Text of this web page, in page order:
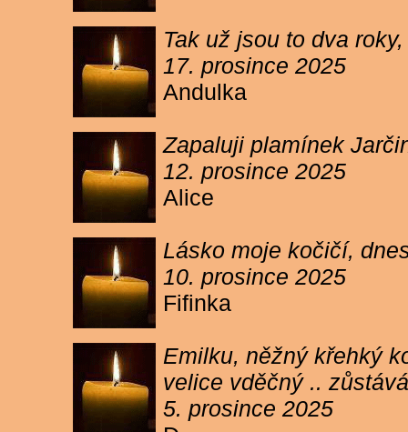
Tak už jsou to dva
17. prosince 2025
Andulka
Zapaluji plamínek
12. prosince 2025
Alice
Lásko moje kočičí,
10. prosince 2025
Fifinka
Emilku, něžný křehký
velice vděčný ..
5. prosince 2025